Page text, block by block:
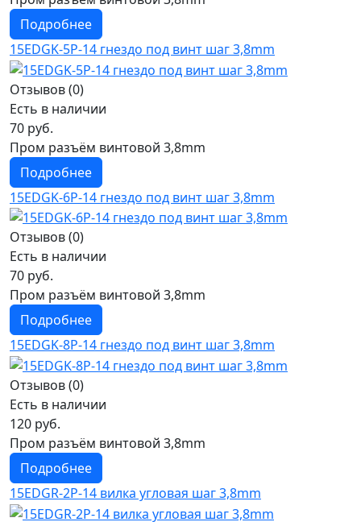
Подробнее
15EDGK-5P-14 гнездо под винт шаг 3,8mm
Отзывов (0)
Есть в наличии
70 руб.
Пром разъём винтовой 3,8mm
Подробнее
15EDGK-6P-14 гнездо под винт шаг 3,8mm
Отзывов (0)
Есть в наличии
70 руб.
Пром разъём винтовой 3,8mm
Подробнее
15EDGK-8P-14 гнездо под винт шаг 3,8mm
Отзывов (0)
Есть в наличии
120 руб.
Пром разъём винтовой 3,8mm
Подробнее
15EDGR-2P-14 вилка угловая шаг 3,8mm